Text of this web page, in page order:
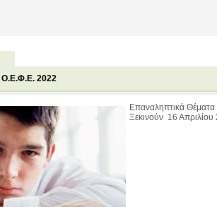
Ο.Ε.Φ.Ε. 2022
Επαναληπτικά
Ξεκινούν 16 Απριλίου